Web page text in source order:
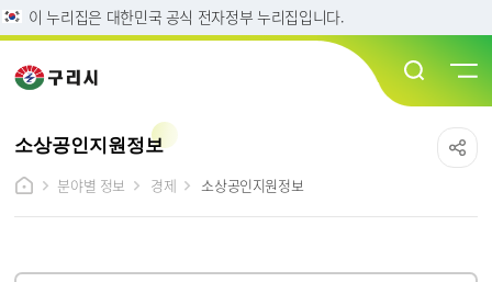
이 누리집은 대한민국 공식 전자정부 누리집입니다.
소상공인지원정보
분야별 정보
경제 소상공인지원정보